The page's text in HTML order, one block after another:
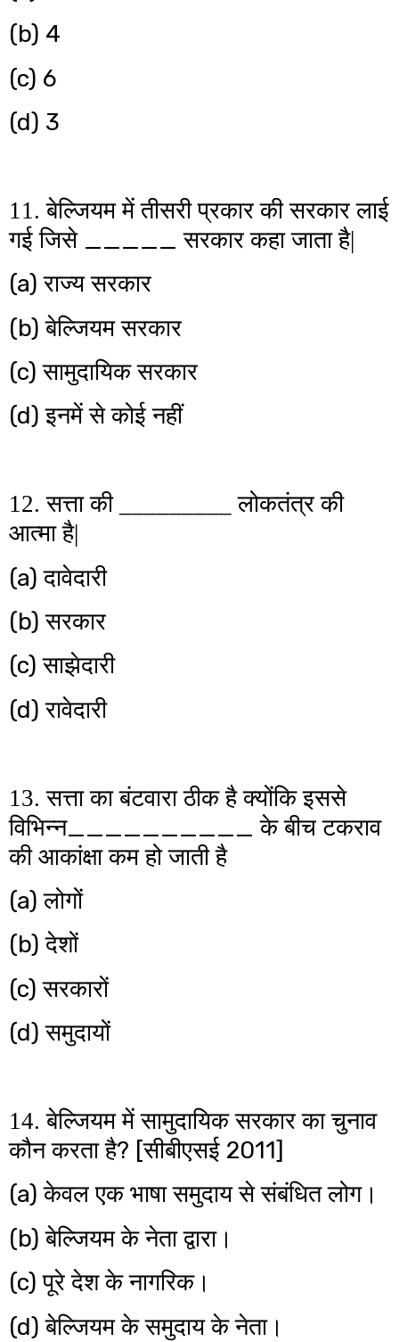
(b) 4
(c) 6
(d) 3
11. बेल्जियम में तीसरी प्रकार की सरकार लाई
गई जिसे _____सरकार कहा जाता है|
(a)राज्य सरकार
(b)बेल्जियम सरकार
(c)सामुदायिक सरकार
(d)इनमें से कोई नहीं
12. सत्ता की _________ लोकतंत्र की
आत्मा है|
(a)दावेदारी
(b)सरकार
(c)साझेदारी
(d)रावेदारी
13. सत्ता का बंटवारा ठीक है क्योंकि इससे
विभिन्न__________के बीच टकराव
की आकांक्षा कम हो जाती है
(a)लोगों
(b)देशों
(c)सरकारों
(d)समुदायों
14. बेल्जियम में सामुदायिक सरकार का चुनाव
कौन करता है? [सीबीएसई 2011]
(a) केवल एक भाषा समुदाय से संबंधित लोग।
(b) बेल्जियम के नेता द्वारा।
(c) पूरे देश के नागरिक।
(d) बेल्जियम के समुदाय के नेता।